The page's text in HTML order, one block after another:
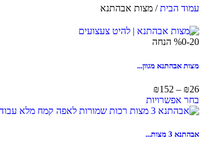
עמוד הבית/ מצות אבהתנא
%0-20 הנחה
מצות אבהתנא מגוון...
₪26
–
₪152
בחר אפשרויות
אבהתנא 3 מצות...